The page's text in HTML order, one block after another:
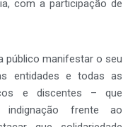
com a participação de
público manifestar o seu
entidades e todas as
e discentes – que
indignação frente ao